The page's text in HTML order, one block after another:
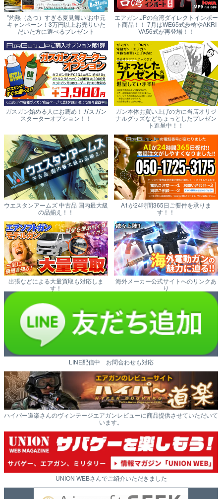
"灼熱（あつ）すぎる夏見舞い!お中元
キャンペーン！3万円以上お売りいた
だいた方に選べるプレゼント
エアガン.JPの台湾ダイレクトインポー
ト商品！！ 7月はWE65式歩槍やAKRI
VA56式が再登場！！
ガスガン始める人にお薦め！ガスガン
スターターオプション！！
ガン本体お買い上げの方に当店オリジ
ナルグッズなどちょっとしたプレゼン
ト進呈中！！
ウエスタンアームズ 中古品 国内最大級
の品揃え！！
A1が24時間365日ご要件を承りま
す！！
出張などによる大量買取も対応しま
す！
海外メーカー公式サイトへのリンクあ
り
LINE配信中 お問合わせも対応
ハイパー道楽さんのヴィンテージエアガンレビューに商品提供させていただいて
います。
UNION WEBさんでご紹介いただきました